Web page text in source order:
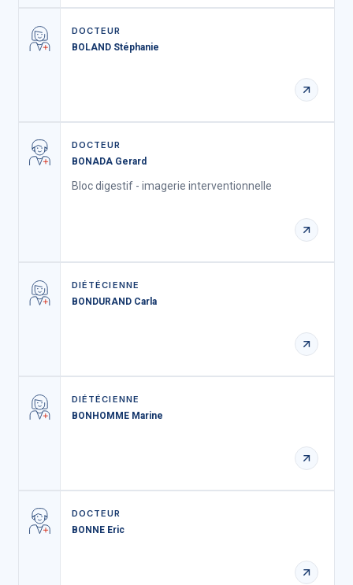
DOCTEUR
BOLAND Stéphanie
DOCTEUR
BONADA Gerard
Bloc digestif - imagerie interventionnelle
DIÉTÉCIENNE
BONDURAND Carla
DIÉTÉCIENNE
BONHOMME Marine
DOCTEUR
BONNE Eric